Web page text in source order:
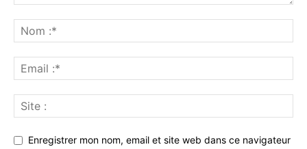
Enregistrer mon nom, email et site web dans ce navigateur